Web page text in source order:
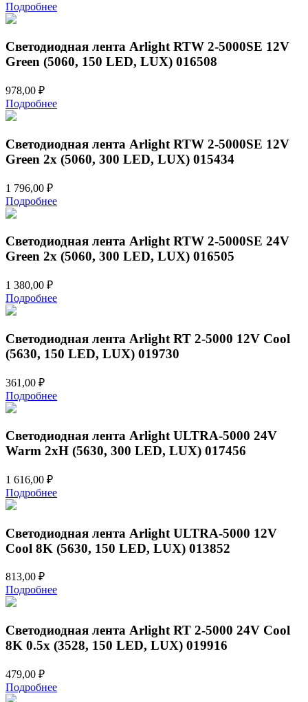
Подробнее
Светодиодная лента Arlight RTW 2-5000SE 12V
Green (5060, 150 LED, LUX) 016508
978,00 ₽
Подробнее
Светодиодная лента Arlight RTW 2-5000SE 12V
Green 2x (5060, 300 LED, LUX) 015434
1 796,00 ₽
Подробнее
Светодиодная лента Arlight RTW 2-5000SE 24V
Green 2x (5060, 300 LED, LUX) 016505
1 380,00 ₽
Подробнее
Светодиодная лента Arlight RT 2-5000 12V Cool
(5630, 150 LED, LUX) 019730
361,00 ₽
Подробнее
Светодиодная лента Arlight ULTRA-5000 24V
Warm 2xH (5630, 300 LED, LUX) 017456
1 616,00 ₽
Подробнее
Светодиодная лента Arlight ULTRA-5000 12V
Cool 8K (5630, 150 LED, LUX) 013852
813,00 ₽
Подробнее
Светодиодная лента Arlight RT 2-5000 24V Cool
8K 0.5x (3528, 150 LED, LUX) 019916
479,00 ₽
Подробнее